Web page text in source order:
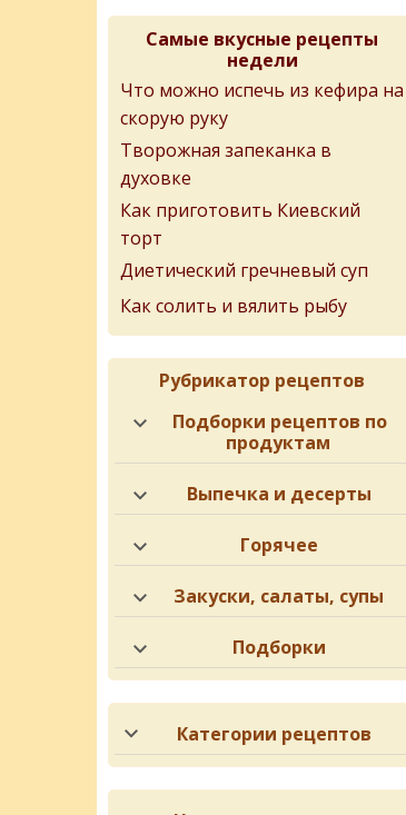
Самые вкусные рецепты
недели
Что можно испечь из кефира на
скорую руку
Творожная запеканка в
духовке
Как приготовить Киевский
торт
Диетический гречневый суп
Как солить и вялить рыбу
Рубрикатор рецептов
Подборки рецептов по
продуктам
Выпечка и десерты
Горячее
Закуски, салаты, супы
Подборки
Категории рецептов